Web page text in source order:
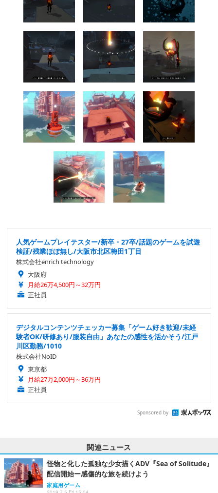
人気ゲームプレイテスター/新卒・27卒/話題のゲームを試遊
検証/残業ほぼ無し/大阪市北区梅田1丁目
株式会社enrich technology
大阪府
月給26万4,500円～32万円
正社員
デジタルコンテンツチェッカー募集「ゲーム好き歓迎/未経
験者OK/研修あり/服装自由」あなたの感性を活かそう/江戸
川区勤務/1010
株式会社NoID
東京都
月給27万2,000円～36万円
正社員
Sponsored by
関連ニュース
怪物と化した孤独な少女描くADV『Sea of Solitude』
配信開始ー感傷的な旅を続けよう
家庭用ゲーム